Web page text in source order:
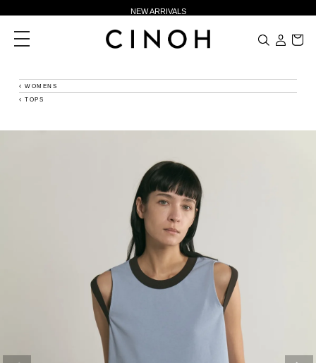
NEW ARRIVALS
新規会員登録500ポイントプレゼント
夏季休業に伴う一部業務休業のお知らせ
toggle
navigation
WOMENS
TOPS